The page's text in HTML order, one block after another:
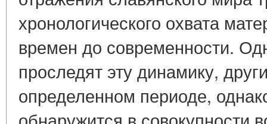
хронологического охвата
времен до современности.
проследят эту динамику,
определенном периоде,